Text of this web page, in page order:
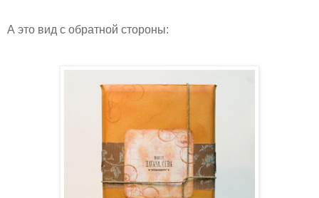
А это вид с обратной стороны: